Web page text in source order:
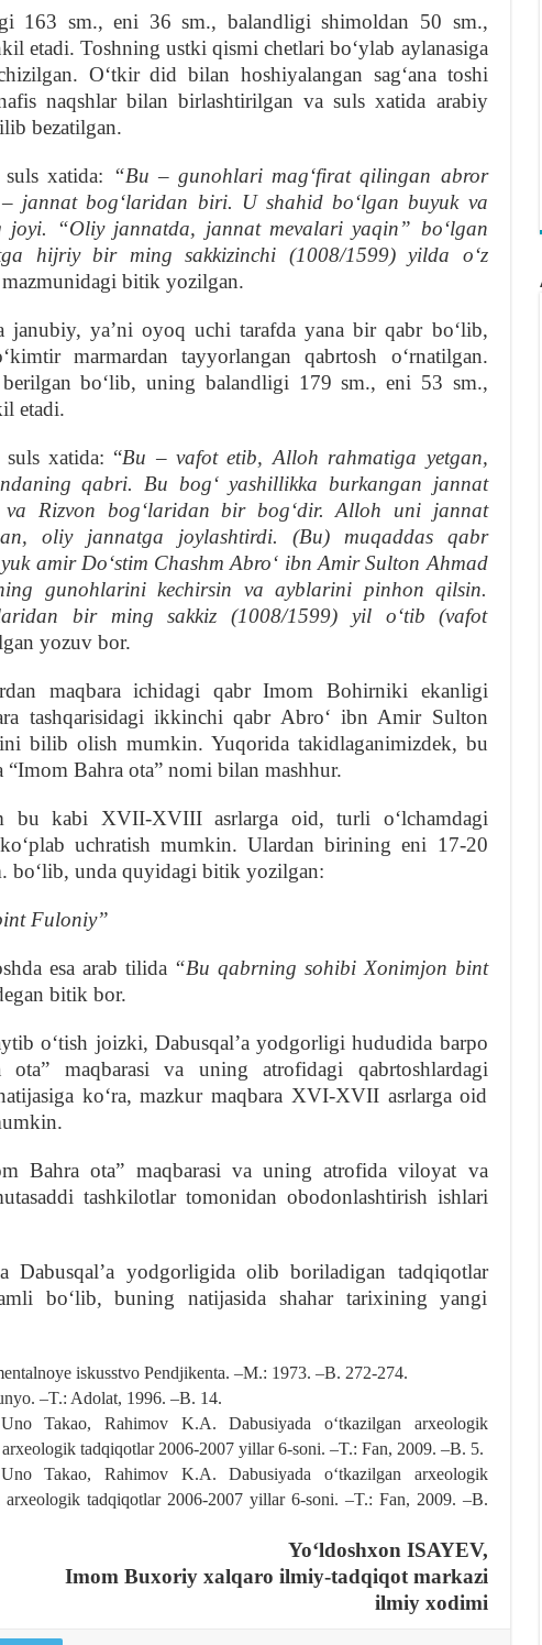
163 sm., eni 36 sm., balandligi shimoldan 50 sm.,
etadi. Toshning ustki qismi chetlari boʻylab aylanasiga
Oʻtkir did bilan hoshiyalangan sagʻana toshi
naqshlar bilan birlashtirilgan va suls xatida arabiy
bezatilgan.
xatida: “Bu – gunohlari magʻfirat qilingan abror
jannat bogʻlaridan biri. U shahid boʻlgan buyuk va
joyi. “Oliy jannatda, jannat mevalari yaqin” boʻlgan
hijriy bir ming sakkizinchi (1008/1599) yilda oʻz
mazmunidagi bitik yozilgan.
janubiy, yaʼni oyoq uchi tarafda yana bir qabr boʻlib,
marmardan tayyorlangan qabrtosh oʻrnatilgan.
boʻlib, uning balandligi 179 sm., eni 53 sm.,
etadi.
suls xatida: “Bu – vafot etib, Alloh rahmatiga yetgan,
qabri. Bu bogʻ yashillikka burkangan jannat
Rizvon bogʻlaridan bir bogʻdir. Alloh uni jannat
oliy jannatga joylashtirdi. (Bu) muqaddas qabr
amir Doʻstim Chashm Abroʻ ibn Amir Sulton Ahmad
gunohlarini kechirsin va ayblarini pinhon qilsin.
bir ming sakkiz (1008/1599) yil oʻtib (vafot
yozuv bor.
maqbara ichidagi qabr Imom Bohirniki ekanligi
tashqarisidagi ikkinchi qabr Abroʻ ibn Amir Sulton
bilib olish mumkin. Yuqorida takidlaganimizdek, bu
Bahra ota” nomi bilan mashhur.
bu kabi XVII-XVIII asrlarga oid, turli oʻlchamdagi
uchratish mumkin. Ulardan birining eni 17-20
boʻlib, unda quyidagi bitik yozilgan:
Fuloniy”
esa arab tilida “Bu qabrning sohibi Xonimjon bint
bitik bor.
oʻtish joizki, Dabusqalʼa yodgorligi hududida barpo
maqbarasi va uning atrofidagi qabrtoshlardagi
koʻra, mazkur maqbara XVI-XVII asrlarga oid
Bahra ota” maqbarasi va uning atrofida viloyat va
tashkilotlar tomonidan obodonlashtirish ishlari
Dabusqalʼa yodgorligida olib boriladigan tadqiqotlar
boʻlib, buning natijasida shahar tarixining yangi
iskusstvo Pendjikenta. –M.: 1973. –B. 272-274.
–T.: Adolat, 1996. –B. 14.
Takao, Rahimov K.A. Dabusiyada oʻtkazilgan arxeologik
tadqiqotlar 2006-2007 yillar 6-soni. –T.: Fan, 2009. –B. 5.
Takao, Rahimov K.A. Dabusiyada oʻtkazilgan arxeologik
arxeologik tadqiqotlar 2006-2007 yillar 6-soni. –T.: Fan, 2009. –B.
Yoʻldoshxon ISAYEV,
Imom Buxoriy xalqaro ilmiy-tadqiqot markazi
ilmiy xodimi